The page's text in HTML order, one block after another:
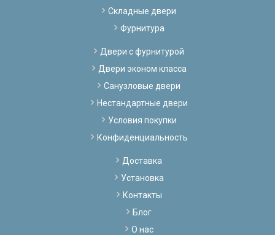
Складные двери
Фурнитура
Двери с фурнитурой
Двери эконом класса
Санузловые двери
Нестандартные двери
Условия покупки
Конфиденциальность
Доставка
Установка
Контакты
Блог
О нас